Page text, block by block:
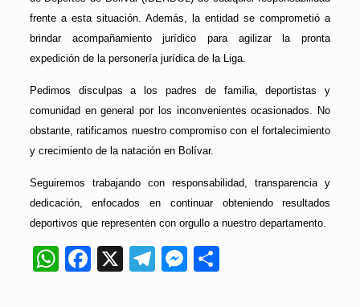
frente a esta situación. Además, la entidad se comprometió a
brindar acompañamiento jurídico para agilizar la pronta
expedición de la personería jurídica de la Liga.
Pedimos disculpas a los padres de familia, deportistas y
comunidad en general por los inconvenientes ocasionados. No
obstante, ratificamos nuestro compromiso con el fortalecimiento
y crecimiento de la natación en Bolívar.
Seguiremos trabajando con responsabilidad, transparencia y
dedicación, enfocados en continuar obteniendo resultados
deportivos que representen con orgullo a nuestro departamento.
WhatsApp
Facebook
X Telegram
Messenger